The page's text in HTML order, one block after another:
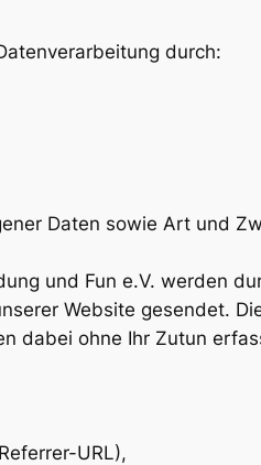
durch:
Daten sowie Art und
und Fun e.V. werden
Website gesendet.
dabei ohne Ihr Zutun
URL),